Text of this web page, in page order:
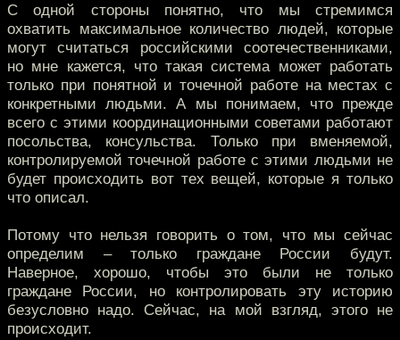
С одной стороны понятно, что мы стремимся
охватить максимальное количество людей, которые
могут считаться российскими соотечественниками,
но мне кажется, что такая система может работать
только при понятной и точечной работе на местах с
конкретными людьми. А мы понимаем, что прежде
всего с этими координационными советами работают
посольства, консульства. Только при вменяемой,
контролируемой точечной работе с этими людьми не
будет происходить вот тех вещей, которые я только
что описал.
Потому что нельзя говорить о том, что мы сейчас
определим – только граждане России будут.
Наверное, хорошо, чтобы это были не только
граждане России, но контролировать эту историю
безусловно надо. Сейчас, на мой взгляд, этого не
происходит.